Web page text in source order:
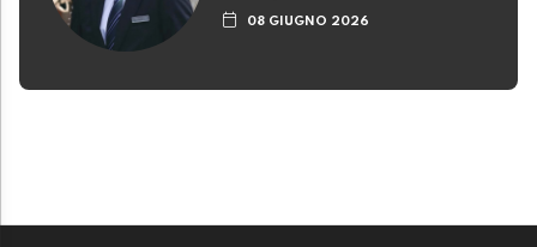
08 GIUGNO 2026